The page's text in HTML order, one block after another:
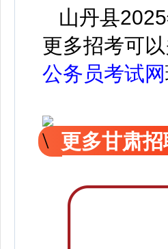
山丹县
更多招考可
公务员考试网
更多甘肃